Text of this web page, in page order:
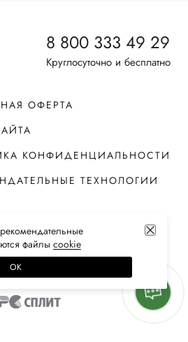
8 800 333 49 29
Круглосуточно и бесплатно
ОФЕРТА
КОНФИДЕНЦИАЛЬНОСТИ
ТЕХНОЛОГИИ
рекомендательные
файлы сооkiе
ОК